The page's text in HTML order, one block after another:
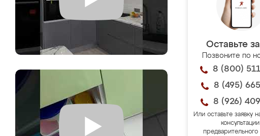
Оставьте
Позвоните по
8 (800)
8 (495)
8 (926)
Или оставьте заявку
предварительного